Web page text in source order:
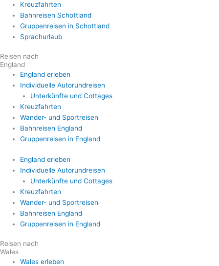
Kreuzfahrten
Bahnreisen Schottland
Gruppenreisen in Schottland
Sprachurlaub
Reisen nach
England
England erleben
Individuelle Autorundreisen
Unterkünfte und Cottages
Kreuzfahrten
Wander- und Sportreisen
Bahnreisen England
Gruppenreisen in England
England erleben
Individuelle Autorundreisen
Unterkünfte und Cottages
Kreuzfahrten
Wander- und Sportreisen
Bahnreisen England
Gruppenreisen in England
Reisen nach
Wales
Wales erleben